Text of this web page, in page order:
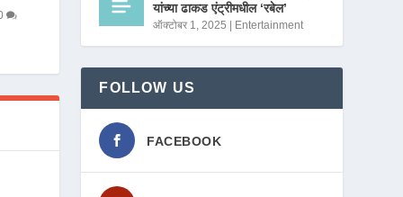
यांच्या ढाकड एंट्रीमधील ‘रबेल’
ऑक्टोबर 1, 2025 Entertainment
FOLLOW US
FACEBOOK